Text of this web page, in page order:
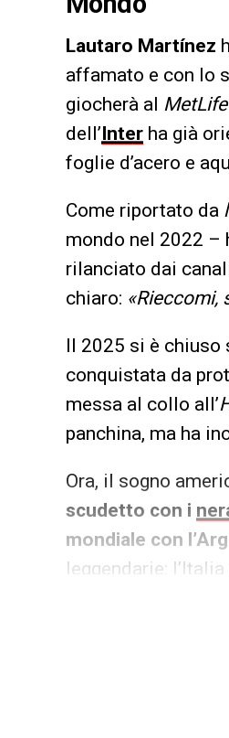
Lautaro Martínez
affamato e con lo
giocherà al
dell’Inter ha già
foglie d’acero e
Come riportato da
mondo nel 2022 –
rilanciato dai
chiaro: «Rieccomi,
Il 2025 si è chiuso
conquistata da
messa al collo all’
panchina, ma ha
Ora, il sogno
scudetto con i
mondiale con
leggendarie:
Il Toro ha le carte